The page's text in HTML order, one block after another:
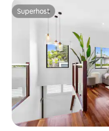
Superhost
Superhost